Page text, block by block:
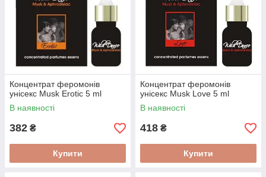
Концентрат феромонів
унісекс Musk Erotic 5 ml
В наявності
382 ₴
Купити
Концентрат феромонів
унісекс Musk Love 5 ml
В наявності
418 ₴
Купити